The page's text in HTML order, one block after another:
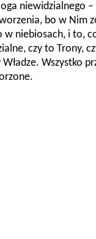
niewidzialnego
bo w Nim
niebiosach, i to,
czy to Trony,
Wszystko